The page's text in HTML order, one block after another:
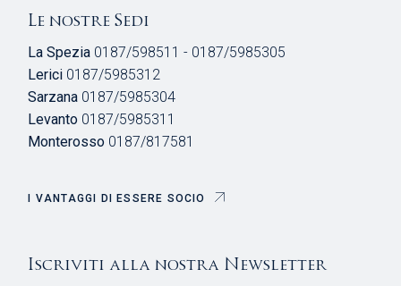
Le nostre Sedi
La Spezia 0187/598511 - 0187/5985305
Lerici 0187/5985312
Sarzana 0187/5985304
Levanto 0187/5985311
Monterosso 0187/817581
I VANTAGGI DI ESSERE SOCIO
Iscriviti alla nostra Newsletter